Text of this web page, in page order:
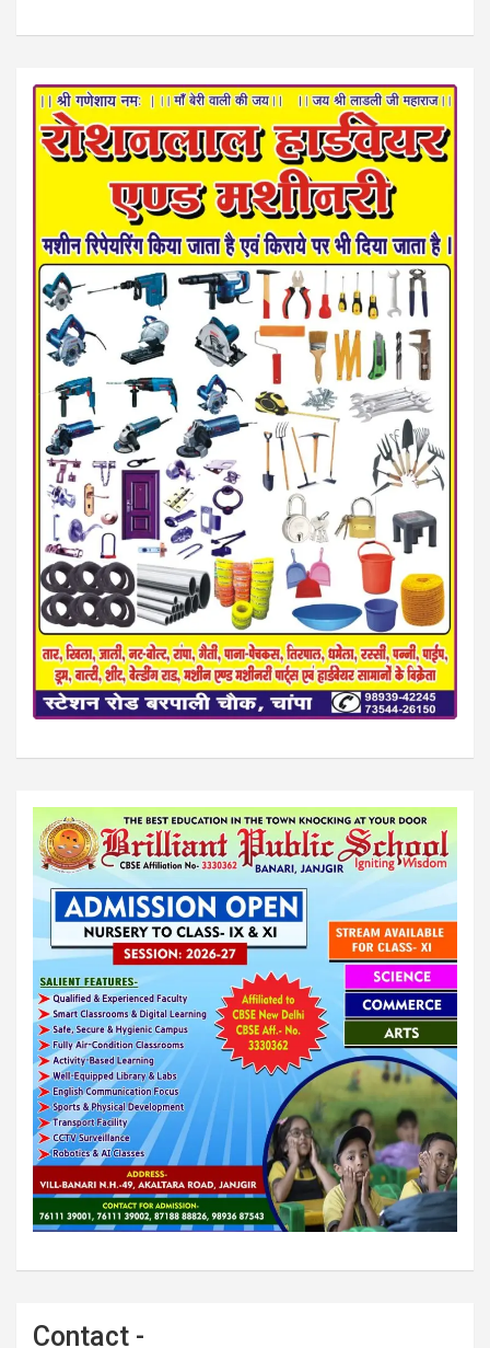
Contact -